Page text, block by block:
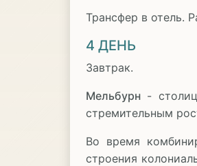
Трансфер в отель.
4 ДЕНЬ
Завтрак.
Мельбурн -
стремительным
Во время
строения